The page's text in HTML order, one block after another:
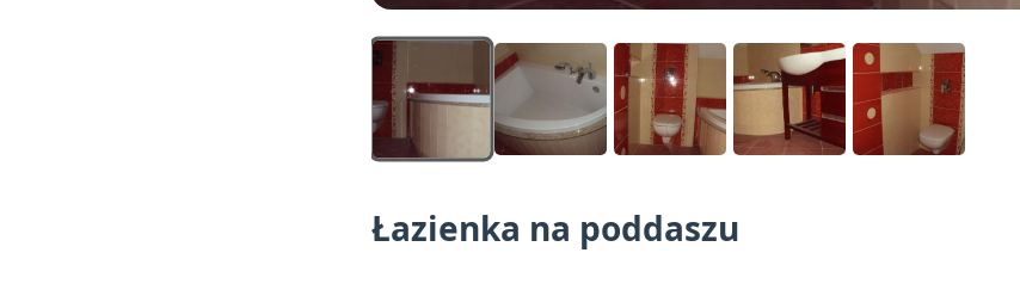
Łazienka na poddaszu